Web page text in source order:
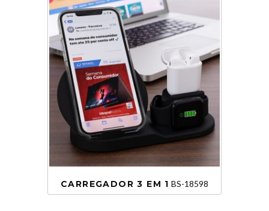
CARREGADOR 3 EM 1 BS-18598